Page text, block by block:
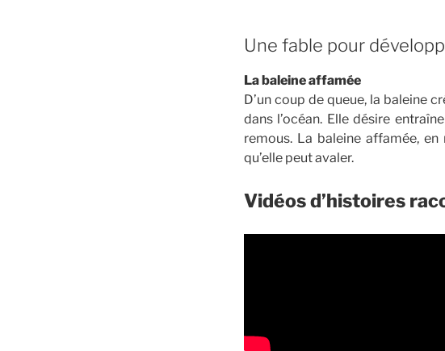
Une fable pour
La baleine affamée
D’un coup de queue, la baleine
dans l’océan. Elle désire
remous. La baleine affamée,
qu’elle peut avaler.
Vidéos d’histoires